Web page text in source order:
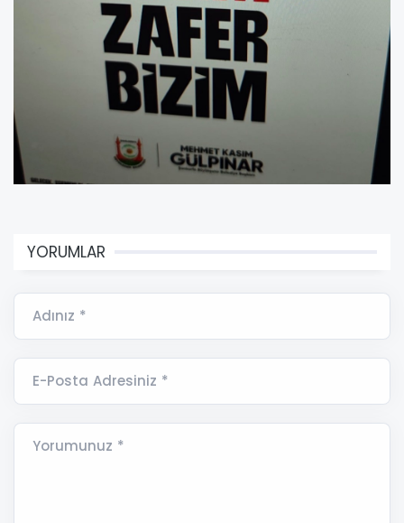
YORUMLAR
Adınız *
E-Posta Adresiniz *
Yorumunuz *